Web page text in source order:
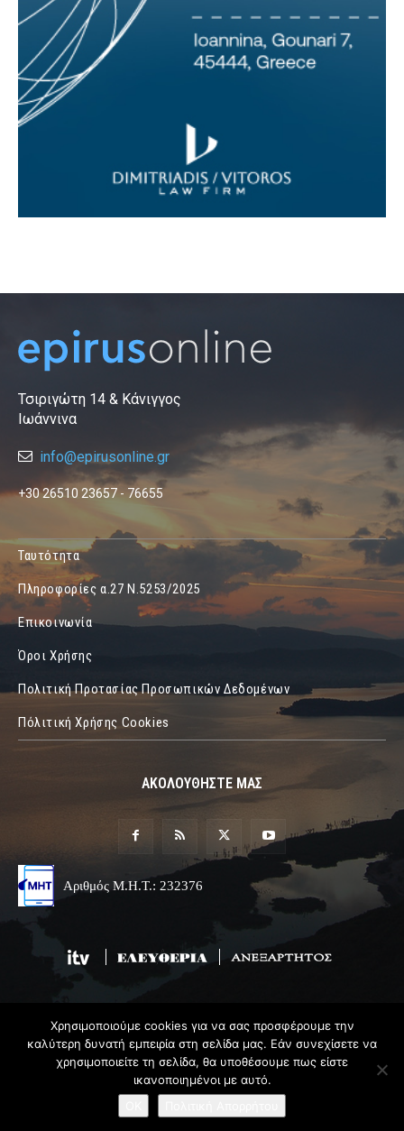
Τσιριγώτη 14 & Κάνιγγος
Ιωάννινα
info@epirusonline.gr
+30 26510 23657 - 76655
Ταυτότητα
Πληροφορίες α.27 Ν.5253/2025
Επικοινωνία
Όροι Χρήσης
Πολιτική Προτασίας Προσωπικών Δεδομένων
Πόλιτική Χρήσης Cookies
ΑΚΟΛΟΥΘΗΣΤΕ ΜΑΣ
Αριθμός Μ.Η.Τ.: 232376
© 2019 Epirus Online
Σχεδιασμός & ΑνάπτυξηAngel Web
Χρησιμοποιούμε cookies για να σας προσφέρουμε την
καλύτερη δυνατή εμπειρία στη σελίδα μας. Εάν συνεχίσετε να
χρησιμοποιείτε τη σελίδα, θα υποθέσουμε πως είστε
ικανοποιημένοι με αυτό.